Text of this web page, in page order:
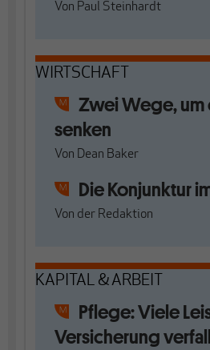
Von Paul Steinhardt
WIRTSCHAFT
Zwei Wege, um
senken
Von Dean Baker
Die Konjunktur
Von der Redaktion
KAPITAL & ARBEIT
Pflege: Viele
Versicherung